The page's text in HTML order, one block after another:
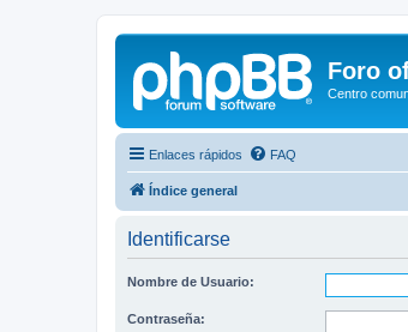
Foro
Centro
Enlaces rápidos FAQ
Índice general
Identificarse
Nombre de Usuario:
Contraseña: